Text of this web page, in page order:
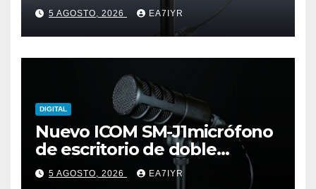
5 AGOSTO, 2026 EA7IYR
DIGITAL
Nuevo ICOM SM-J1micrófono
de escritorio de doble
elemento premium
5 AGOSTO, 2026 EA7IYR